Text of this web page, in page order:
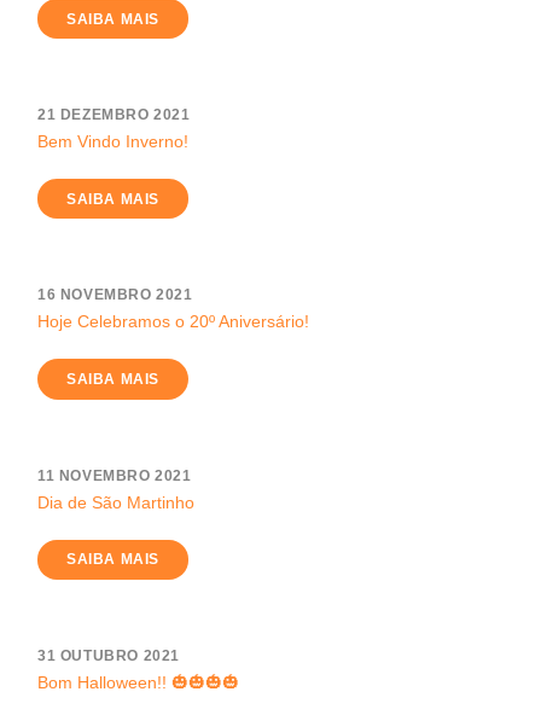
SAIBA MAIS
21 DEZEMBRO 2021
Bem Vindo Inverno!
SAIBA MAIS
16 NOVEMBRO 2021
Hoje Celebramos o 20º Aniversário!
SAIBA MAIS
11 NOVEMBRO 2021
Dia de São Martinho
SAIBA MAIS
31 OUTUBRO 2021
Bom Halloween!! 🎃🎃🎃🎃